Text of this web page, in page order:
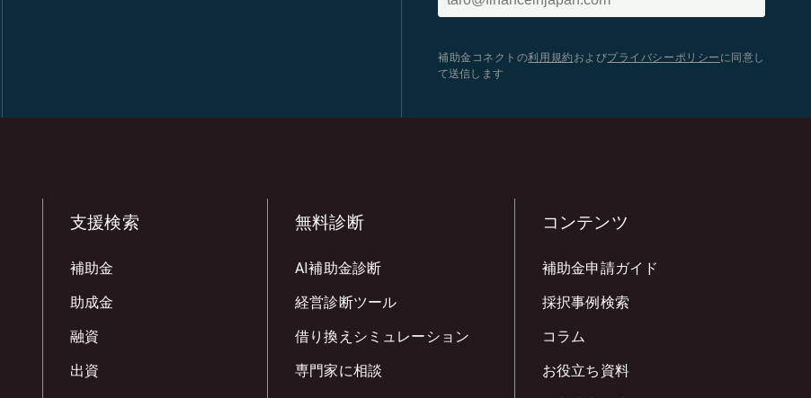
補助金コネクトの利用規約 およびプライバシーポリシー に同意し
て送信します
支援検索
補助金
助成金
融資
出資
無料診断
AI補助金診断
経営診断ツール
借り換えシミュレーション
専門家に相談
コンテンツ
補助金申請ガイド
採択事例検索
コラム
お役立ち資料